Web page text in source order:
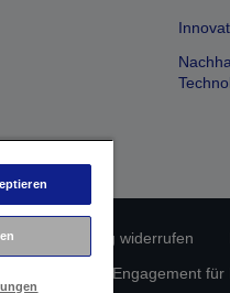
Vertrag widerrufen
Epson Engagement